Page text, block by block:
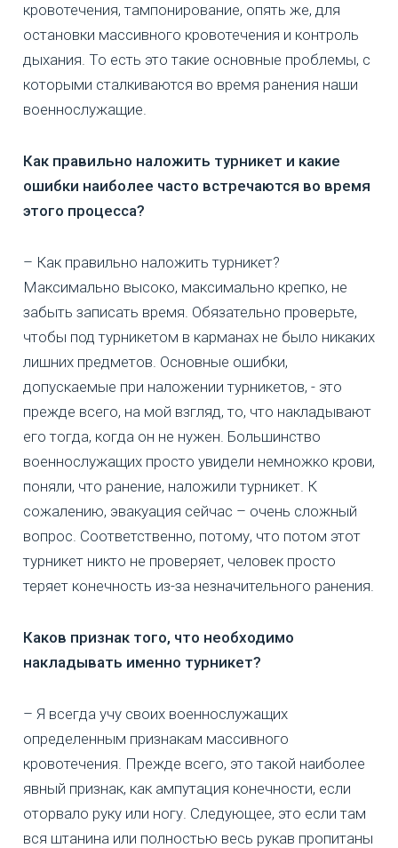
кровотечения, тампонирование, опять же, для
остановки массивного кровотечения и контроль
дыхания. То есть это такие основные проблемы, с
которыми сталкиваются во время ранения наши
военнослужащие.
Как правильно наложить турникет и какие
ошибки наиболее часто встречаются во время
этого процесса?
– Как правильно наложить турникет?
Максимально высоко, максимально крепко, не
забыть записать время. Обязательно проверьте,
чтобы под турникетом в карманах не было никаких
лишних предметов. Основные ошибки,
допускаемые при наложении турникетов, - это
прежде всего, на мой взгляд, то, что накладывают
его тогда, когда он не нужен. Большинство
военнослужащих просто увидели немножко крови,
поняли, что ранение, наложили турникет. К
сожалению, эвакуация сейчас – очень сложный
вопрос. Соответственно, потому, что потом этот
турникет никто не проверяет, человек просто
теряет конечность из-за незначительного ранения.
Каков признак того, что необходимо
накладывать именно турникет?
– Я всегда учу своих военнослужащих
определенным признакам массивного
кровотечения. Прежде всего, это такой наиболее
явный признак, как ампутация конечности, если
оторвало руку или ногу. Следующее, это если там
вся штанина или полностью весь рукав пропитаны